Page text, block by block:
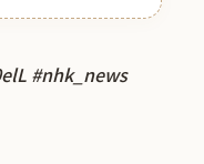
#nhk_news